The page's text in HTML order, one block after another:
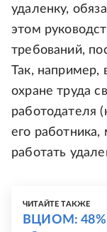
удаленку,
этом
требований,
Так,
охране труда
работодателя
его
работать
ЧИТАЙТЕ ТАКЖЕ
ВЦИОМ: 48%